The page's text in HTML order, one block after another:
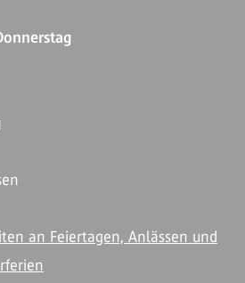
an Feiertagen, Anlässen und